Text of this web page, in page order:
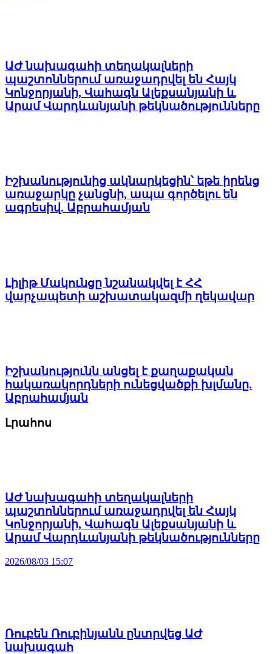
ԱԺ նախագահի տեղակալների
պաշտոններում առաջադրվել են Հայկ
Կոնջորյանի, Վահագն Ալեքսանյանի և
Արամ Վարդևանյանի թեկնածությունները
Իշխանությունից ակնարկեցին՝ եթե իրենց
առաջարկը չանցնի, ապա գործելու են
ագրեսիվ. Աբրահամյան
Լիլիթ Մակունցը նշանակվել է ՀՀ
վարչապետի աշխատակազմի ղեկավար
Իշխանությունն անցել է քաղաքական
հակառակորդների ունեցվածքի խլմանը.
Աբրահամյան
Լրահոս
ԱԺ նախագահի տեղակալների
պաշտոններում առաջադրվել են Հայկ
Կոնջորյանի, Վահագն Ալեքսանյանի և
Արամ Վարդևանյանի թեկնածությունները
2026/08/03 15:07
Ռուբեն Ռուբինյանն ընտրվեց ԱԺ
նախագահ